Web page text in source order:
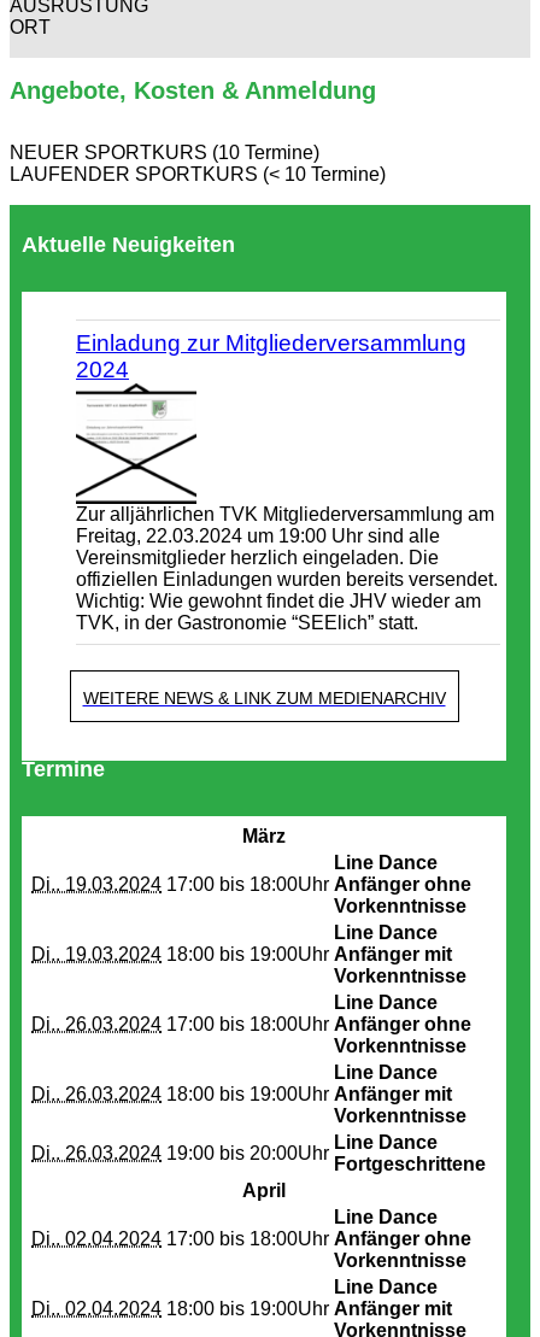
AUSRÜSTUNG
ORT
Angebote, Kosten & Anmeldung
NEUER SPORTKURS (10 Termine)
LAUFENDER SPORTKURS (< 10 Termine)
Aktuelle Neuigkeiten
Einladung zur Mitgliederversammlung
2024
Zur alljährlichen TVK Mitgliederversammlung am
Freitag, 22.03.2024 um 19:00 Uhr sind alle
Vereinsmitglieder herzlich eingeladen. Die
offiziellen Einladungen wurden bereits versendet.
Wichtig: Wie gewohnt findet die JHV wieder am
TVK, in der Gastronomie “SEElich” statt.
WEITERE NEWS & LINK ZUM MEDIENARCHIV
Termine
März
Di.. 19.03.2024 17:00 bis 18:00Uhr
Line Dance
Anfänger ohne
Vorkenntnisse
Di.. 19.03.2024 18:00 bis 19:00Uhr
Line Dance
Anfänger mit
Vorkenntnisse
Di.. 26.03.2024 17:00 bis 18:00Uhr
Line Dance
Anfänger ohne
Vorkenntnisse
Di.. 26.03.2024 18:00 bis 19:00Uhr
Line Dance
Anfänger mit
Vorkenntnisse
Di.. 26.03.2024 19:00 bis 20:00Uhr
Line Dance
Fortgeschrittene
April
Di.. 02.04.2024 17:00 bis 18:00Uhr
Line Dance
Anfänger ohne
Vorkenntnisse
Di.. 02.04.2024 18:00 bis 19:00Uhr
Line Dance
Anfänger mit
Vorkenntnisse